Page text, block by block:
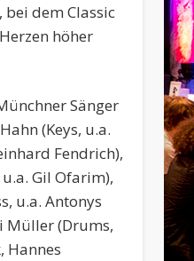
dem Classic
höher
Sänger
(Keys, u.a.
Fendrich),
Gil Ofarim),
u.a. Antonys
Müller (Drums,
Hannes